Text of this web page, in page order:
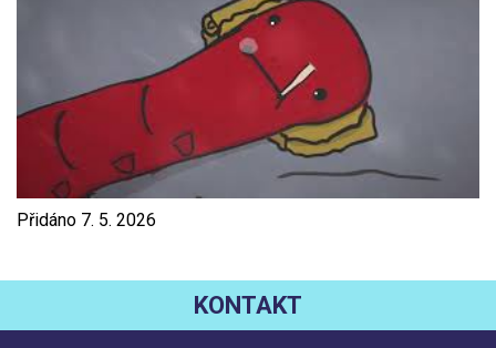
Přidáno 7. 5. 2026
KONTAKT